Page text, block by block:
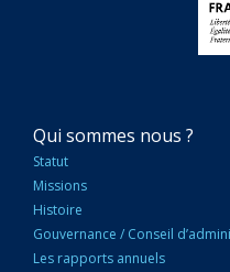
NAVIGATION
PRINCIPALE
Qui sommes nous ?
Statut
Missions
Histoire
Gouvernance / Conseil
Les rapports annuels